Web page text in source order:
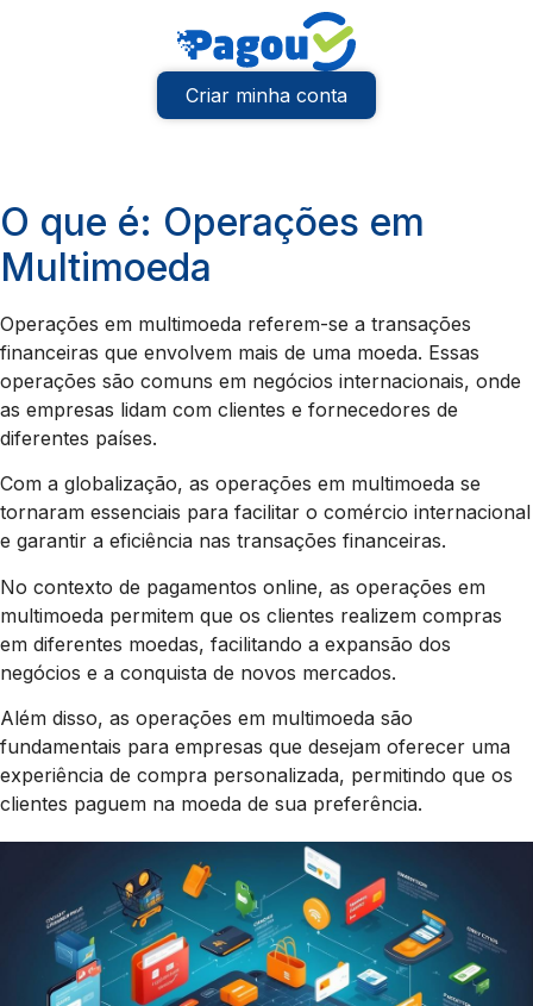
Criar minha conta
O que é: Operações em
Multimoeda
Operações em multimoeda referem-se a transações
financeiras que envolvem mais de uma moeda. Essas
operações são comuns em negócios internacionais, onde
as empresas lidam com clientes e fornecedores de
diferentes países.
Com a globalização, as operações em multimoeda se
tornaram essenciais para facilitar o comércio internacional
e garantir a eficiência nas transações financeiras.
No contexto de pagamentos online, as operações em
multimoeda permitem que os clientes realizem compras
em diferentes moedas, facilitando a expansão dos
negócios e a conquista de novos mercados.
Além disso, as operações em multimoeda são
fundamentais para empresas que desejam oferecer uma
experiência de compra personalizada, permitindo que os
clientes paguem na moeda de sua preferência.